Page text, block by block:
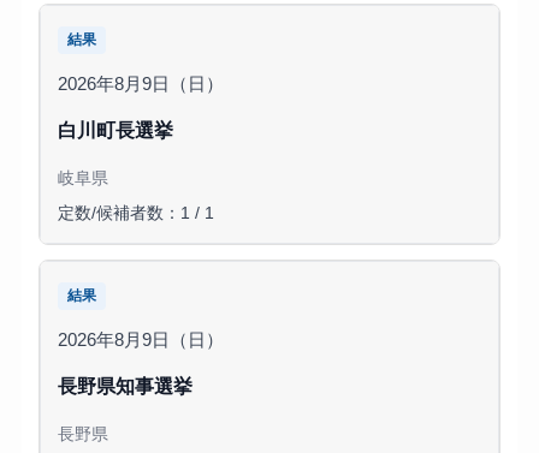
結果
2026年8月9日（日）
白川町長選挙
岐阜県
定数/候補者数：1 / 1
結果
2026年8月9日（日）
長野県知事選挙
長野県